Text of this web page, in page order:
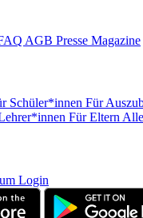
AGB Presse Magazine
Schüler*innen Für
Für Eltern
Login